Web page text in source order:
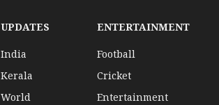
UPDATES
India
Kerala
World
ENTERTAINMENT
Football
Cricket
Entertainment